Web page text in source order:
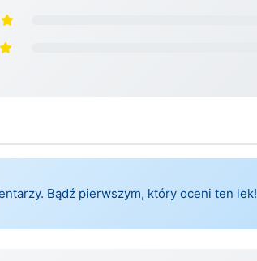
Bądź pierwszym, który oceni ten lek!